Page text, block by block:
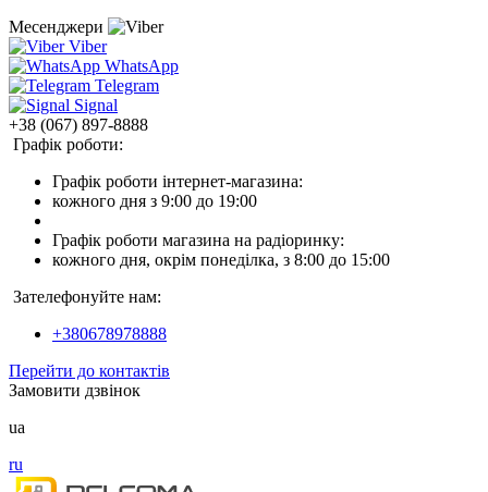
Месенджери
Viber
WhatsApp
Telegram
Signal
+38 (067) 897-8888
Графік роботи:
Графік роботи інтернет-магазина:
кожного дня з 9:00 до 19:00
Графік роботи магазина на радіоринку:
кожного дня, окрім понеділка, з 8:00 до 15:00
Зателефонуйте нам:
+380678978888
Перейти до контактів
Замовити дзвінок
ua
ru